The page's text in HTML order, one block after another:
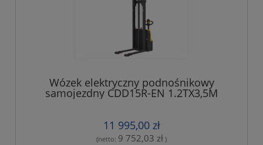
Wózek elektryczny podnośnikowy
samojezdny CDD15R-EN 1.2TX3,5M
regulowane widły
11 995,00 zł
(netto: 9 752,03 zł )